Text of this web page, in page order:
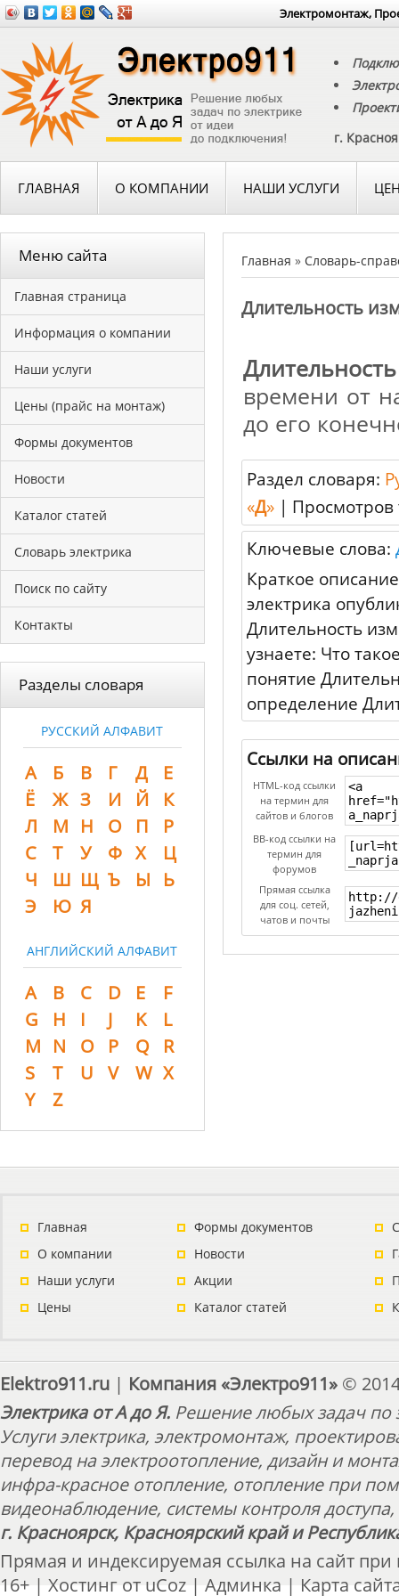
Электромонтаж,
г.
ГЛАВНАЯ О КОМПАНИИ НАШИ УСЛУГИ
Меню сайта
Главная страница
Информация о компании
Наши услуги
Цены (прайс на монтаж)
Формы документов
Новости
Каталог статей
Словарь электрика
Поиск по сайту
Контакты
Разделы словаря
РУССКИЙ АЛФАВИТ
А Б В Г Д
Е
Ё
Ж З И Й
К
Л
М Н О П
Р
С
Т У Ф Х
Ц
Ч
Ш Щ Ъ Ы
Ь
Э
Ю Я
АНГЛИЙСКИЙ АЛФАВИТ
A B C D E
F
G
H I J K
L
M N O P Q
R
S
T U V W X
Y
Z
Главная » Словарь-
Длительность
времени от
до его
Раздел словаря:
«Д» |
Ключевые слова:
Краткое
электрика
Длительность
узнаете: Что
понятие
определение
Ссылки на
HTML-код ссылки
на термин для
сайтов и блогов
BB-код ссылки на
термин для
форумов
Прямая ссылка
для соц. сетей,
чатов и почты
Главная
О компании
Наши услуги
Цены
Формы документов
Новости
Акции
Каталог статей
Elektro911.ru | Компания «Электро911» ©
Электрика от А до Я. Решение любых задач по
Услуги электрика, электромонтаж,
перевод на электроотопление, дизайн и
инфра-красное отопление, отопление при
видеонаблюдение, системы контроля
г. Красноярск, Красноярский край и
Прямая и индексируемая ссылка на сайт
16+ | Хостинг от uCoz | Админка | Карта